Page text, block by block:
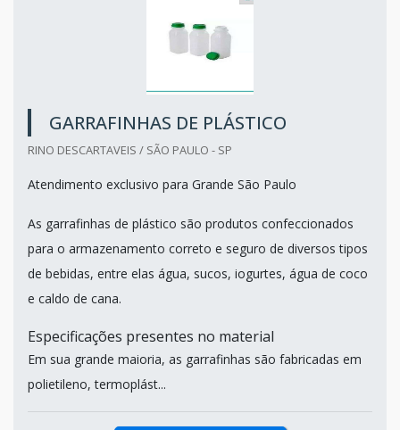
GARRAFINHAS DE PLÁSTICO
RINO DESCARTAVEIS / SÃO PAULO - SP
Atendimento exclusivo para Grande São Paulo
As garrafinhas de plástico são produtos confeccionados
para o armazenamento correto e seguro de diversos tipos
de bebidas, entre elas água, sucos, iogurtes, água de coco
e caldo de cana.
Especificações presentes no material
Em sua grande maioria, as garrafinhas são fabricadas em
polietileno, termoplást...